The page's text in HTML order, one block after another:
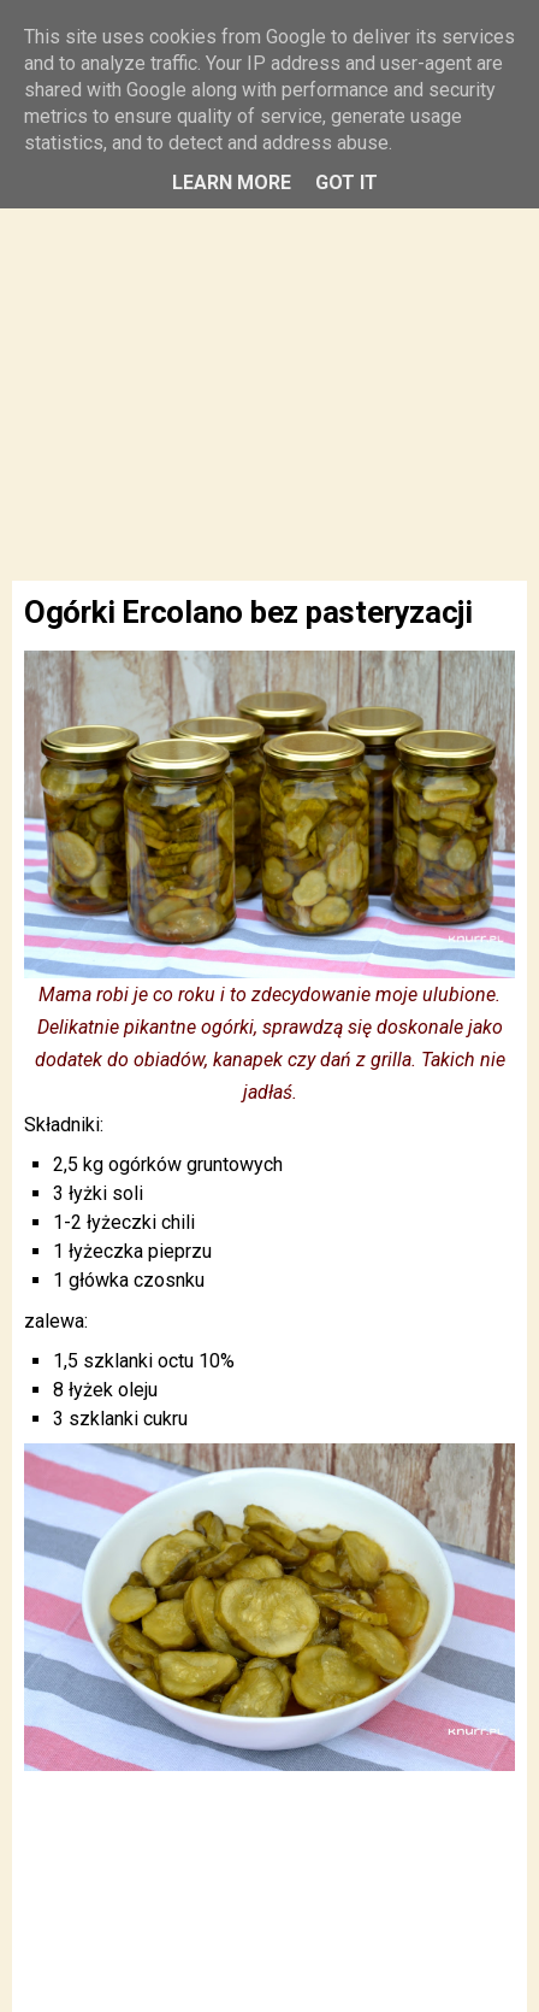
knurr.pl
MENU
Ogórki Ercolano bez pasteryzacji
Mama robi je co roku i to zdecydowanie moje ulubione.
Delikatnie pikantne ogórki, sprawdzą się doskonale jako
dodatek do obiadów, kanapek czy dań z grilla. Takich nie
jadłaś.
Składniki:
2,5 kg ogórków gruntowych
3 łyżki soli
1-2 łyżeczki chili
1 łyżeczka pieprzu
1 główka czosnku
zalewa:
1,5 szklanki octu 10%
8 łyżek oleju
3 szklanki cukru
This site uses cookies from Google to deliver its services
and to analyze traffic. Your IP address and user-agent are
shared with Google along with performance and security
metrics to ensure quality of service, generate usage
statistics, and to detect and address abuse.
LEARN MORE
GOT IT